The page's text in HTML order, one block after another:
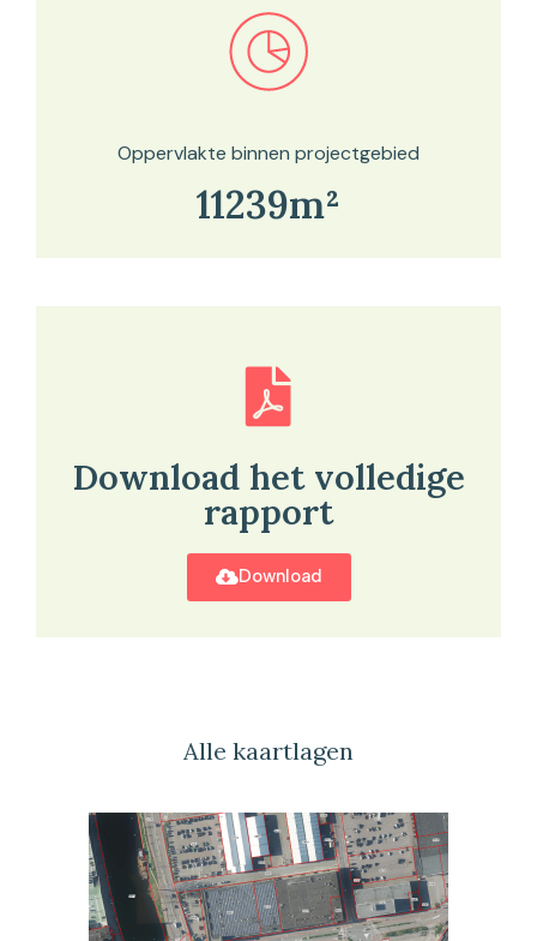
Bekijk in onze kaartviewer
Oppervlakte binnen projectgebied
11239m²
Download het volledige
rapport
Download
Alle kaartlagen